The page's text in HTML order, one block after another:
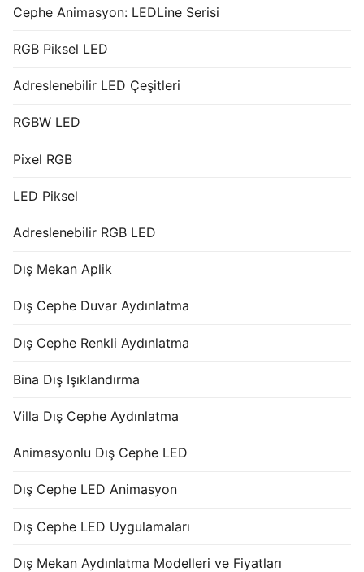
Cephe Animasyon: LEDLine Serisi
RGB Piksel LED
Adreslenebilir LED Çeşitleri
RGBW LED
Pixel RGB
LED Piksel
Adreslenebilir RGB LED
Dış Mekan Aplik
Dış Cephe Duvar Aydınlatma
Dış Cephe Renkli Aydınlatma
Bina Dış Işıklandırma
Villa Dış Cephe Aydınlatma
Animasyonlu Dış Cephe LED
Dış Cephe LED Animasyon
Dış Cephe LED Uygulamaları
Dış Mekan Aydınlatma Modelleri ve Fiyatları